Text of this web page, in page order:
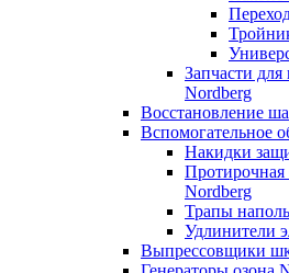
Запчасти
Nordberg
Восстановление
Вспомогательное
Накидки
Протирочная
Nordberg
Трапы
Удлинители
Выпрессовщики